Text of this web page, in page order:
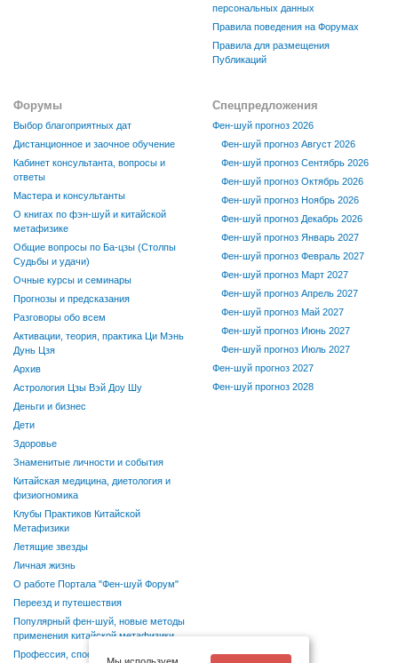
персональных данных
Правила поведения на Форумах
Правила для размещения
Публикаций
Форумы
Выбор благоприятных дат
Дистанционное и заочное обучение
Кабинет консультанта, вопросы и
ответы
Мастера и консультанты
О книгах по фэн-шуй и китайской
метафизике
Общие вопросы по Ба-цзы (Столпы
Судьбы и удачи)
Очные курсы и семинары
Прогнозы и предсказания
Разговоры обо всем
Активации, теория, практика Ци Мэнь
Дунь Цзя
Архив
Астрология Цзы Вэй Доу Шу
Деньги и бизнес
Дети
Здоровье
Знаменитые личности и события
Китайская медицина, диетология и
физиогномика
Клубы Практиков Китайской
Метафизики
Летящие звезды
Личная жизнь
О работе Портала "Фен-шуй Форум"
Переезд и путешествия
Популярный фен-шуй, новые методы
применения китайской метафизики
Профессия, способности, хобби
Спецпредложения
Фен-шуй прогноз 2026
Фен-шуй прогноз Август 2026
Фен-шуй прогноз Сентябрь 2026
Фен-шуй прогноз Октябрь 2026
Фен-шуй прогноз Ноябрь 2026
Фен-шуй прогноз Декабрь 2026
Фен-шуй прогноз Январь 2027
Фен-шуй прогноз Февраль 2027
Фен-шуй прогноз Март 2027
Фен-шуй прогноз Апрель 2027
Фен-шуй прогноз Май 2027
Фен-шуй прогноз Июнь 2027
Фен-шуй прогноз Июль 2027
Фен-шуй прогноз 2027
Фен-шуй прогноз 2028